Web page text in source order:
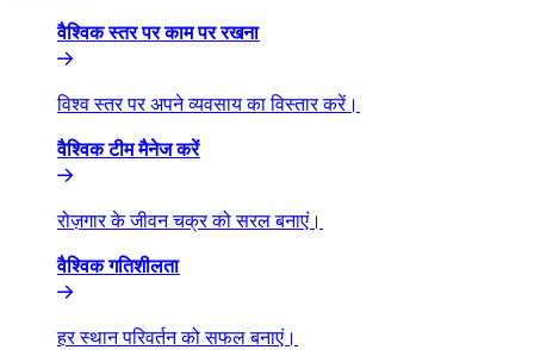
वैश्विक स्तर पर काम पर रखना​​
विश्व स्तर पर अपने व्यवसाय का विस्तार करें।​​
वैश्विक टीम मैनेज करें​​
रोज़गार के जीवन चक्र को सरल बनाएं।​​
वैश्विक गतिशीलता​​
हर स्थान परिवर्तन को सफल बनाएं।​​